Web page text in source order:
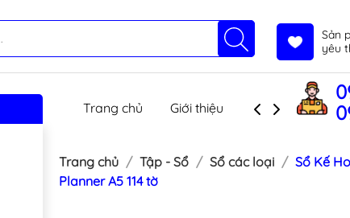
Sản
yêu
Trang chủ Giới thiệu Sản phẩm
Trang chủ Tập - Sổ Sổ các loại
Sổ Kế
Planner A5 114 tờ